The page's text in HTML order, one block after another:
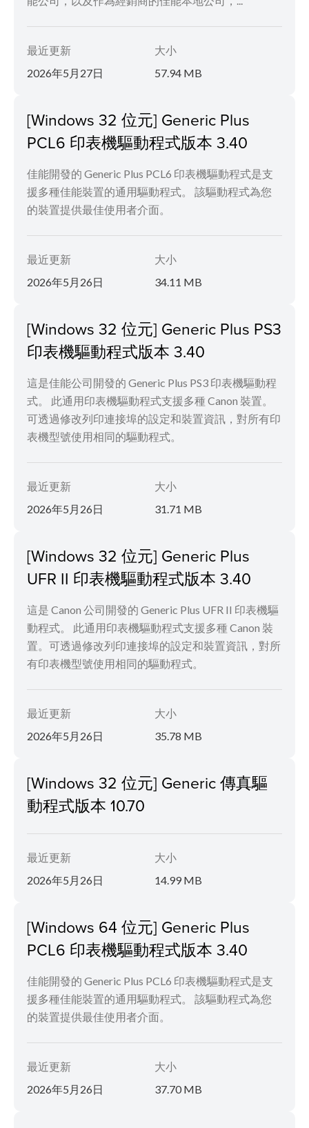
最近更新
2026年5月27日
大小
57.94 MB
[Windows 32 位元] Generic Plus
PCL6 印表機驅動程式版本 3.40
佳能開發的 Generic Plus PCL6 印表機驅動程式是支
援多種佳能裝置的通用驅動程式。 該驅動程式為您
的裝置提供最佳使用者介面。
最近更新
2026年5月26日
大小
34.11 MB
[Windows 32 位元] Generic Plus PS3
印表機驅動程式版本 3.40
這是佳能公司開發的 Generic Plus PS3 印表機驅動程
式。 此通用印表機驅動程式支援多種 Canon 裝置。
可透過修改列印連接埠的設定和裝置資訊，對所有印
表機型號使用相同的驅動程式。
最近更新
2026年5月26日
大小
31.71 MB
[Windows 32 位元] Generic Plus
UFR II 印表機驅動程式版本 3.40
這是 Canon 公司開發的 Generic Plus UFR II 印表機驅
動程式。 此通用印表機驅動程式支援多種 Canon 裝
置。可透過修改列印連接埠的設定和裝置資訊，對所
有印表機型號使用相同的驅動程式。
最近更新
2026年5月26日
大小
35.78 MB
[Windows 32 位元] Generic 傳真驅
動程式版本 10.70
最近更新
2026年5月26日
大小
14.99 MB
[Windows 64 位元] Generic Plus
PCL6 印表機驅動程式版本 3.40
佳能開發的 Generic Plus PCL6 印表機驅動程式是支
援多種佳能裝置的通用驅動程式。 該驅動程式為您
的裝置提供最佳使用者介面。
最近更新
2026年5月26日
大小
37.70 MB